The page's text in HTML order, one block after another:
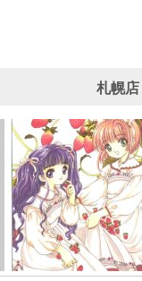
札幌店